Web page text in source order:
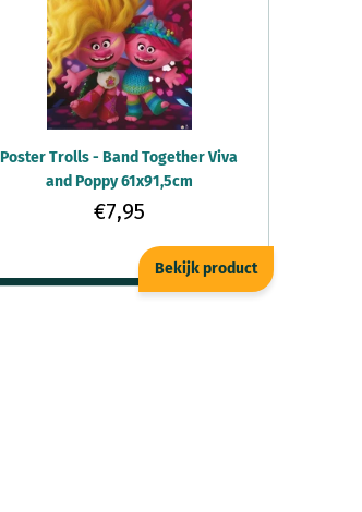
Poster Trolls - Band Together Viva
and Poppy 61x91,5cm
€7,95
Bekijk product